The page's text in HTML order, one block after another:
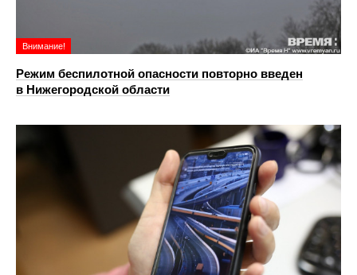
Внимание!
Режим беспилотной опасности повторно введен
в Нижегородской области